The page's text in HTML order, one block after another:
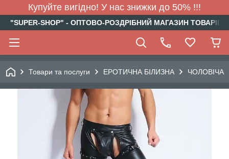
Купуйте вигідно! У нас знижки до 50% !!!
"SUPER-SHOP" - ОПТОВО-РОЗДРІБНИЙ МАГАЗИН
Товари та послуги ЕРОТИЧНА БІЛИЗНА ЧОЛОВІЧА